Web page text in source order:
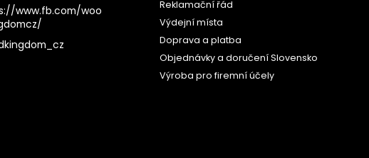
www.fb.com/woo
Reklamační řád
Výdejní místa
Doprava a platba
Objednávky a doručení Slovensko
Výroba pro firemní účely